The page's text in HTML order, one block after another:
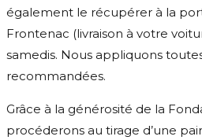
également le récupérer à la
Frontenac (livraison à votre
samedis. Nous appliquons
recommandées.
Grâce à la générosité de la
procéderons au tirage d’une